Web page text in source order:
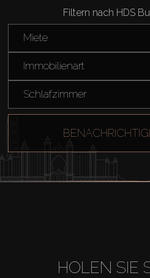
Filtern nach HDS
Miete
Immobilienart
Schlafzimmer
HOLEN SIE